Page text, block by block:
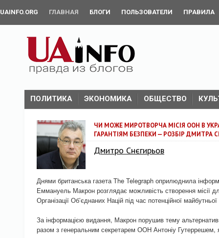
UAINFO.ORG ГЛАВНАЯ БЛОГИ ПОЛЬЗОВАТЕЛИ ПРАВИЛА
ПОЛИТИКА ЭКОНОМИКА ОБЩЕСТВО
ЧИ МОЖЕ МИРОТВОРЧА МІСІЯ ООН В
ГАРАНТІЯМ БЕЗПЕКИ — РОЗБІР ДМИТРА
Дмитро Снєгирьов
Днями британська газета The Telegraph оприлюднила
Еммануель Макрон розглядає можливість створення місії
Організації Об’єднаних Націй під час потенційної
За інформацією видання, Макрон порушив тему
разом з генеральним секретарем ООН Антоніу Гутеррешем,